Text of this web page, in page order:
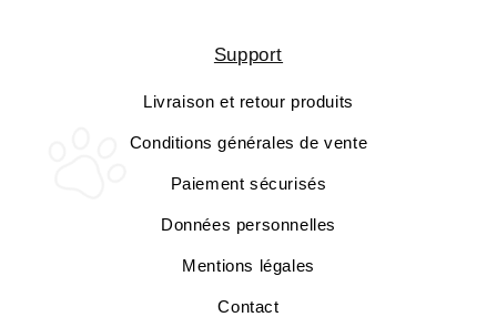
Support
Livraison et retour produits
Conditions générales de vente
Paiement sécurisés
Données personnelles
Mentions légales
Contact